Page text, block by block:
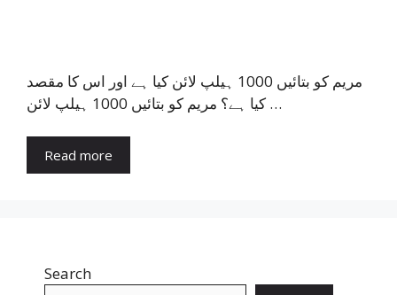
مریم کو بتائیں 1000 ہیلپ لائن کیا ہے اور اس کا مقصد
کیا ہے؟ مریم کو بتائیں 1000 ہیلپ لائن …
Read more
Search